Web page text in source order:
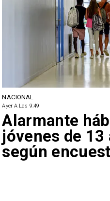
NACIONAL
Ayer A Las 9:49
Alarmante
jóvenes de 13
según